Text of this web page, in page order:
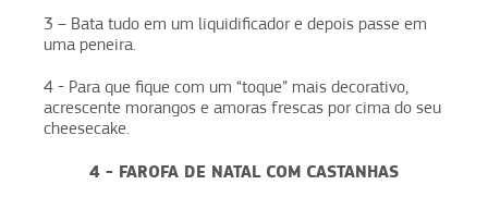
3 – Bata tudo em um liquidificador e depois passe em
uma peneira.
4 - Para que fique com um “toque” mais decorativo,
acrescente morangos e amoras frescas por cima do seu
cheesecake.
4 - FAROFA DE NATAL COM CASTANHAS